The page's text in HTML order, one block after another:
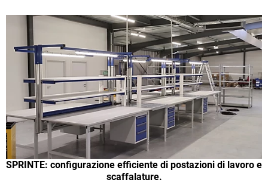
SPRINTE: configurazione efficiente di postazioni di lavoro e
scaffalature.